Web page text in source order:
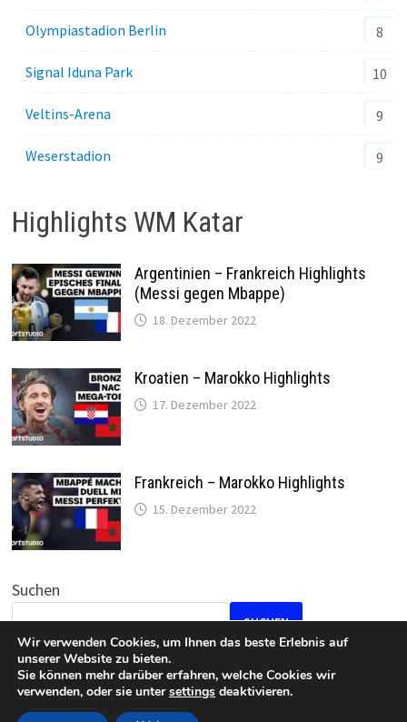
Olympiastadion Berlin 8
Signal Iduna Park 10
Veltins-Arena 9
Weserstadion 9
Highlights WM Katar
Argentinien – Frankreich Highlights
(Messi gegen Mbappe)
18. Dezember 2022
Kroatien – Marokko Highlights
17. Dezember 2022
Frankreich – Marokko Highlights
15. Dezember 2022
Suchen
SUCHEN
Wir verwenden Cookies, um Ihnen das beste Erlebnis auf
unserer Website zu bieten.
Sie können mehr darüber erfahren, welche Cookies wir
verwenden, oder sie untersettings deaktivieren.